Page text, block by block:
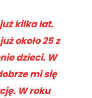
kilka lat.
około 25 z
dzieci. W
mi się
W roku